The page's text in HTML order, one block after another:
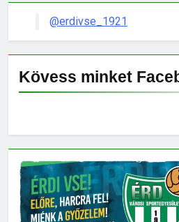
@erdivse_1921
Kövess minket